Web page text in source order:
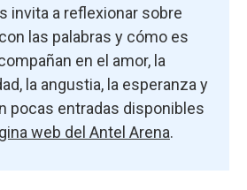
invita a reflexionar sobre
las palabras y cómo es
en el amor, la
la angustia, la esperanza y
pocas entradas disponibles
web del Antel Arena.